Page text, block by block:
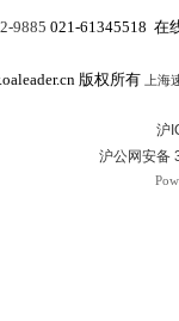
9885 021-61345518 在
版权所有 上海
沪
沪公网安备